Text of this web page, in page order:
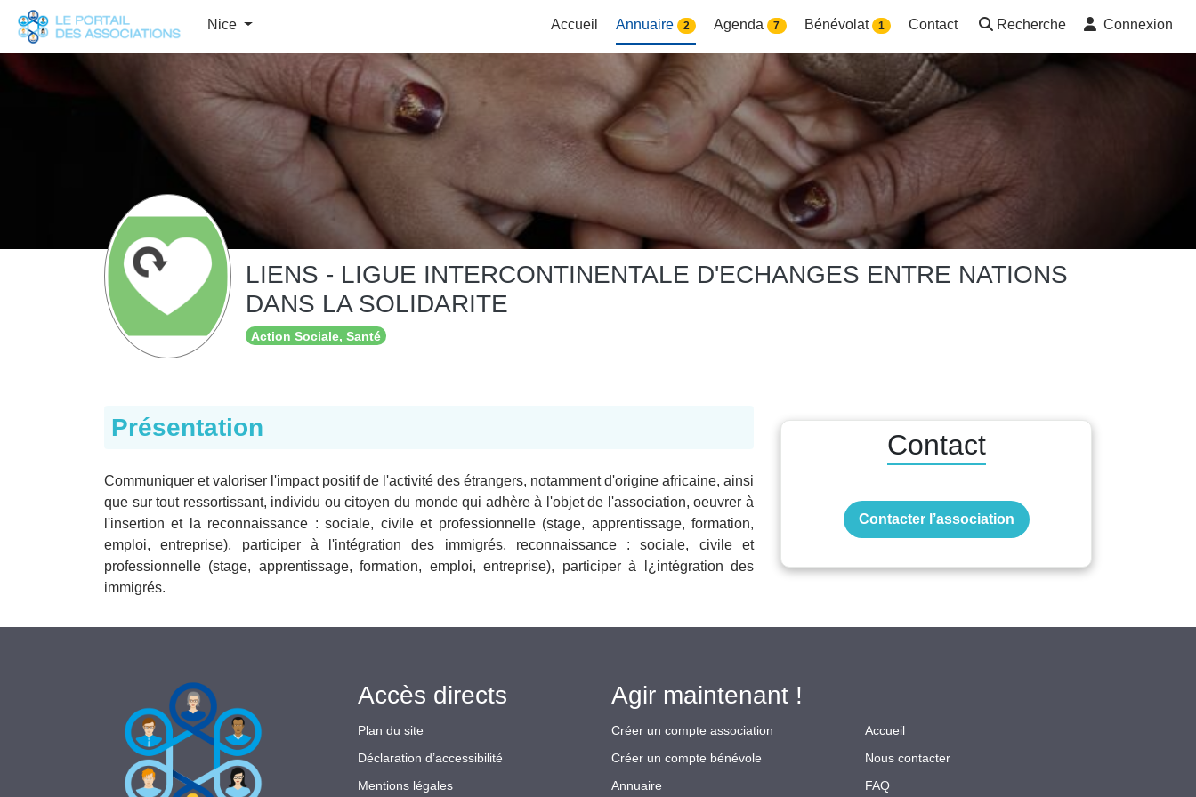
Nice Accueil Annuaire 2 Agenda 7 Bénévolat 1 Contact Recherche Connexion
LIENS - LIGUE INTERCONTINENTALE D'ECHANGES ENTRE NATIONS
DANS LA SOLIDARITE
Action Sociale, Santé
Présentation
Communiquer et valoriser l'impact positif de l'activité des étrangers, notamment d'origine africaine, ainsi
que sur tout ressortissant, individu ou citoyen du monde qui adhère à l'objet de l'association, oeuvrer à
l'insertion et la reconnaissance : sociale, civile et professionnelle (stage, apprentissage, formation,
emploi, entreprise), participer à l'intégration des immigrés. reconnaissance : sociale, civile et
professionnelle (stage, apprentissage, formation, emploi, entreprise), participer à l¿intégration des
immigrés.
Contact
Contacter l’association
Accès directs
Plan du site
Déclaration d’accessibilité
Mentions légales
Agir maintenant !
Créer un compte association
Créer un compte bénévole
Annuaire
Accueil
Nous contacter
FAQ
Panneau de gestion des cookies